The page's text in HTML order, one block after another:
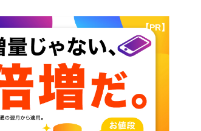
【PR】